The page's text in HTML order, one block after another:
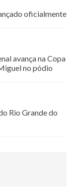
oficialmente
avança na Copa
no pódio
Rio Grande do